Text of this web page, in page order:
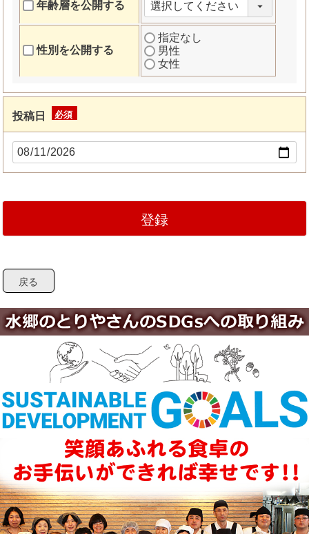
年齢層を公開する
性別を公開する
指定なし
男性
女性
投稿日
須)
登録
戻る